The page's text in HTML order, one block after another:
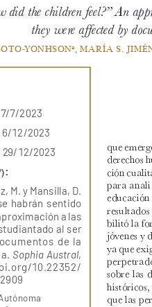
did the children feel?” An
they were affected by
YONHSONa, MARÍA S.
que
derechos
ción
para
bilitó la
jóvenes y
ya que
sobre las
históricos,
que las
$ $ $
$
$ $ $
%
! "! "#$#
! "# " % &
' "# " % &
:
z M y Mansilla D.
. / 01234 - . 4567,
=2, >6+ 0?6*4 0 80-
5A7604507, 08 - . 2
, ?A+ . 45, - 7. 80
0 &Sophia Austral,
, 6 &
, 2@FG# &
" " $H" F
" D#D